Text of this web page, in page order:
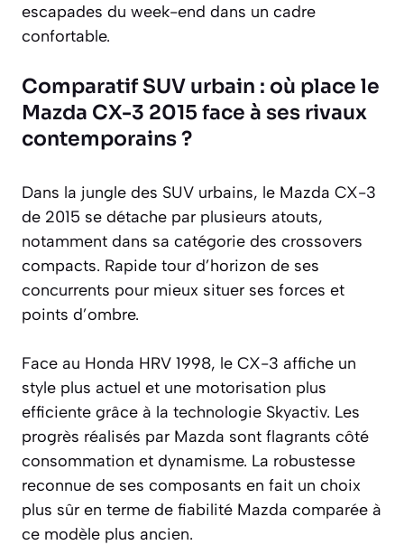
escapades du week-end dans un cadre
confortable.
Comparatif SUV urbain : où place le
Mazda CX-3 2015 face à ses rivaux
contemporains ?
Dans la jungle des SUV urbains, le Mazda CX-3
de 2015 se détache par plusieurs atouts,
notamment dans sa catégorie des crossovers
compacts. Rapide tour d’horizon de ses
concurrents pour mieux situer ses forces et
points d’ombre.
Face au Honda HRV 1998, le CX-3 affiche un
style plus actuel et une motorisation plus
efficiente grâce à la technologie Skyactiv. Les
progrès réalisés par Mazda sont flagrants côté
consommation et dynamisme. La robustesse
reconnue de ses composants en fait un choix
plus sûr en terme de fiabilité Mazda comparée à
ce modèle plus ancien.